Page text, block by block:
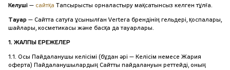
Келуші — сайтқа Тапсырысты орналастыру мақсатынсыз келген тұлға.
Тауар — Сайтта сатуға ұсынылған Vertera брендінің гельдері, қоспалары,
шайлары, косметикасы және басқа да тауарлары.
1. ЖАЛПЫ ЕРЕЖЕЛЕР
1.1. Осы Пайдаланушы келісімі (бұдан әрі — Келісім немесе Жария
оферта) Пайдаланушылардың Сайтты пайдалануын реттейді, оның